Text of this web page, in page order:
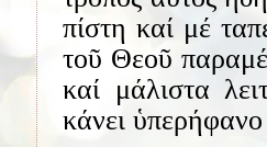
πίστη καί μέ
τοῦ Θεοῦ
καί μάλιστα
κάνει ὑπερήφανο